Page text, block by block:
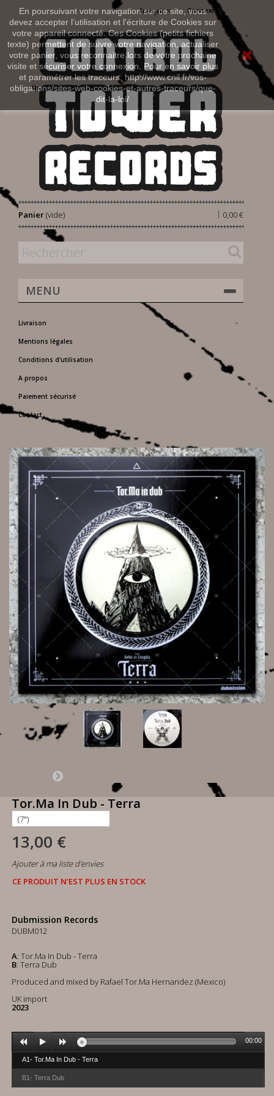
En poursuivant votre navigation sur ce site, vous
devez accepter l’utilisation et l'écriture de Cookies sur
votre appareil connecté. Ces Cookies (petits fichiers
texte) permettent de suivre votre navigation, actualiser
votre panier, vous reconnaitre lors de votre prochaine
visite et sécuriser votre connexion. Pour en savoir plus
et paramétrer les traceurs: http://www.cnil.fr/vos-
obligations/sites-web-cookies-et-autres-traceurs/que-
dit-la-loi/
Connexion
Français
Panier 0,00 €
|
(vide)
MENU
Livraison
Mentions légales
Conditions d'utilisation
A propos
Paiement sécurisé
Contact
Tor.Ma In Dub - Terra
13,00 €
Ajouter à ma liste d'envies
CE PRODUIT N'EST PLUS EN STOCK
Dubmission Records
DUBM012
A: Tor.Ma In Dub - Terra
B: Terra Dub
Produced and mixed by Rafael Tor.Ma Hernandez (Mexico)
UK import
2023
A1- Tor.Ma In Dub - Terra
B1- Terra Dub
00:00